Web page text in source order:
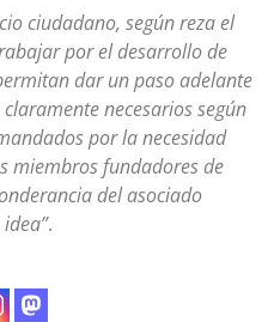
ciudadano, según reza el
por el desarrollo de
dar un paso adelante
necesarios según
por la necesidad
miembros fundadores de
del asociado
.